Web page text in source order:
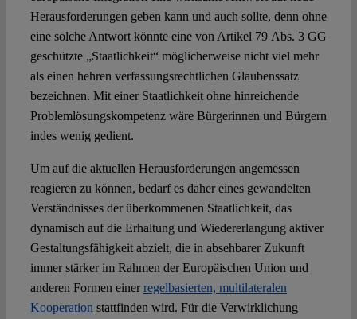
Herausforderungen geben kann und auch sollte, denn ohne
eine solche Antwort könnte eine von Artikel 79 Abs. 3 GG
geschützte „Staatlichkeit“ möglicherweise nicht viel mehr
als einen hehren verfassungsrechtlichen Glaubenssatz
bezeichnen. Mit einer Staatlichkeit ohne hinreichende
Problemlösungskompetenz wäre Bürgerinnen und Bürgern
indes wenig gedient.
Um auf die aktuellen Herausforderungen angemessen
reagieren zu können, bedarf es daher eines gewandelten
Verständnisses der überkommenen Staatlichkeit, das
dynamisch auf die Erhaltung und Wiedererlangung aktiver
Gestaltungsfähigkeit abzielt, die in absehbarer Zukunft
immer stärker im Rahmen der Europäischen Union und
anderen Formen einerregelbasierten, multilateralen
Kooperation stattfinden wird. Für die Verwirklichung